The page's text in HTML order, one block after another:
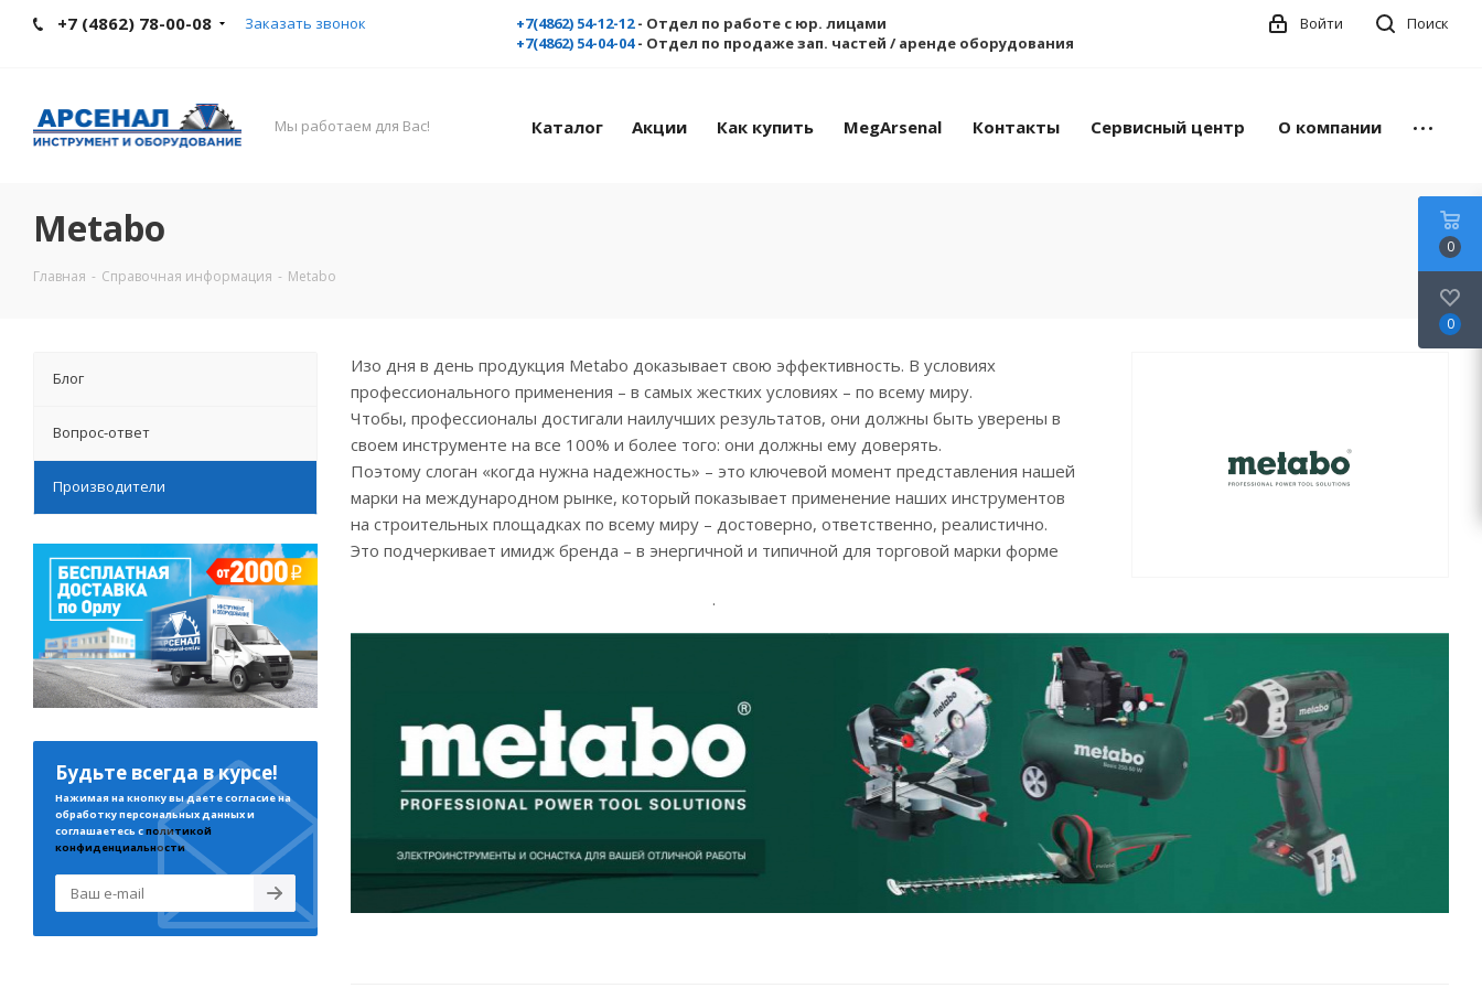
+7 (4862) 78-00-08 Заказать звонок +7(4862) 54-12-12- Отдел по работе с юр. лицами
+7(4862) 54-04-04- Отдел по продаже зап. частей / аренде оборудования
Поиск
Войти
Мы работаем для Вас! Каталог Акции Как купить MegArsenal Контакты Сервисный центр О компании
Metabo
Главная - Справочная информация - Metabo
Изо дня в день продукция Metabo доказывает свою эффективность. В условиях
профессионального применения – в самых жестких условиях – по всему миру.
Чтобы, профессионалы достигали наилучших результатов, они должны быть уверены в
своем инструменте на все 100% и более того: они должны ему доверять.
Поэтому слоган «когда нужна надежность» – это ключевой момент представления нашей
марки на международном рынке, который показывает применение наших инструментов
на строительных площадках по всему миру – достоверно, ответственно, реалистично.
Это подчеркивает имидж бренда – в энергичной и типичной для торговой марки форме
.
Блог
Вопрос-ответ
Производители
Будьте всегда в курсе!
Нажимая на кнопку вы даете согласие на
обработку персональных данных и
соглашаетесь сполитикой
конфиденциальности
0
0